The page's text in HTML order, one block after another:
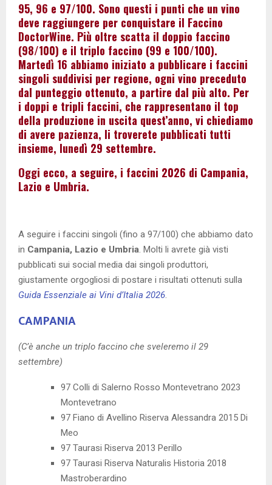
95, 96 e 97/100. Sono questi i punti che un vino
deve raggiungere per conquistare il Faccino
DoctorWine. Più oltre scatta il doppio faccino
(98/100) e il triplo faccino (99 e 100/100).
Martedì 16 abbiamo iniziato a pubblicare i faccini
singoli suddivisi per regione, ogni vino preceduto
dal punteggio ottenuto, a partire dal più alto. Per
i doppi e tripli faccini, che rappresentano il top
della produzione in uscita quest’anno, vi chiediamo
di avere pazienza, li troverete pubblicati tutti
insieme, lunedì 29 settembre.
Oggi ecco, a seguire, i faccini 2026 di Campania,
Lazio e Umbria.
A seguire i faccini singoli (fino a 97/100) che abbiamo dato
in Campania, Lazio e Umbria. Molti li avrete già visti
pubblicati sui social media dai singoli produttori,
giustamente orgogliosi di postare i risultati ottenuti sulla
Guida Essenziale ai Vini d’Italia 2026.
CAMPANIA
(C’è anche un triplo faccino che sveleremo il 29
settembre)
97 Colli di Salerno Rosso Montevetrano 2023
Montevetrano
97 Fiano di Avellino Riserva Alessandra 2015 Di
Meo
97 Taurasi Riserva 2013 Perillo
97 Taurasi Riserva Naturalis Historia 2018
Mastroberardino